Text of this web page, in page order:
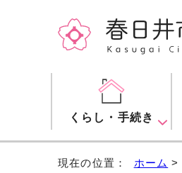
くらし・手続き
現在の位置： ホーム >